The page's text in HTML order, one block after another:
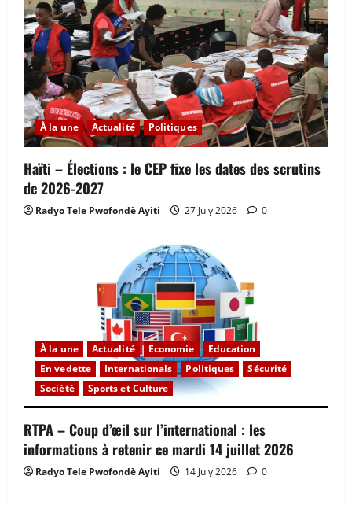
À la une Actualité Politiques
Haïti – Élections : le CEP fixe les dates des scrutins
de 2026-2027
Radyo Tele Pwofondè Ayiti 27 July 2026 0
À la une Actualité Economie
Education
En vedette
Internationals Politiques
Sécurité
Société
Sports et Culture
RTPA – Coup d’œil sur l’international : les
informations à retenir ce mardi 14 juillet 2026
Radyo Tele Pwofondè Ayiti 14 July 2026 0